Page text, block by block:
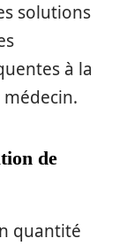
solutions
à la
de
quantité